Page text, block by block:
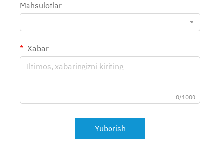
Mahsulotlar
Xabar
0/1000
Yuborish